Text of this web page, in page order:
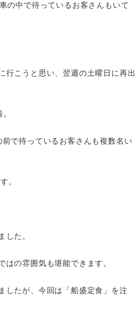
の中で待っているお客さんもいて
行こうと思い、翌週の土曜日に再出
で待っているお客さんも複数名い
。
した。
の雰囲気も堪能できます。
したが、今回は「船盛定食」を注